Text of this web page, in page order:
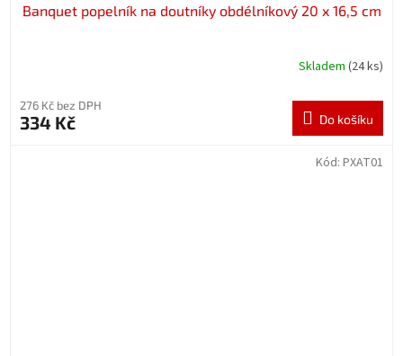
Banquet popelník na doutníky obdélníkový 20 x 16,5 cm
Skladem (24 ks)
276 Kč bez DPH
334 Kč Do košíku
Kód: PXAT01